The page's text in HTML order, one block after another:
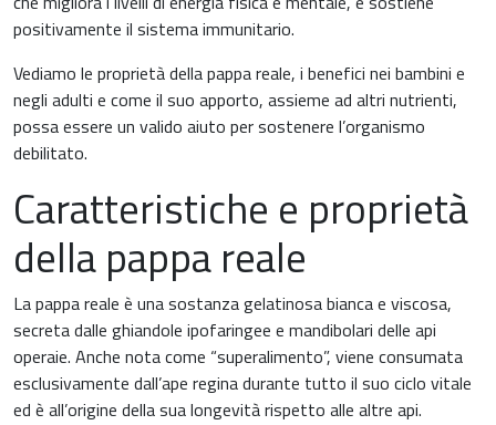
Medicina cardiovascolare
Chirurgia e Medicina Trasfusionale
Ematologia
Gastroenterologia
Ginecologia e Ostetricia
Medicina dello sport
Carenza di ferro
Infiammazioni
Materie prime
positivamente il sistema immunitario.
Vediamo le proprietà della pappa reale, i benefici nei bambini e
negli adulti e come il suo apporto, assieme ad altri nutrienti,
possa essere un valido aiuto per sostenere l’organismo
debilitato.
Caratteristiche e proprietà
della pappa reale
La pappa reale è una sostanza gelatinosa bianca e viscosa,
secreta dalle ghiandole ipofaringee e mandibolari delle api
operaie. Anche nota come “superalimento”, viene consumata
esclusivamente dall’ape regina durante tutto il suo ciclo vitale
ed è all’origine della sua longevità rispetto alle altre api.